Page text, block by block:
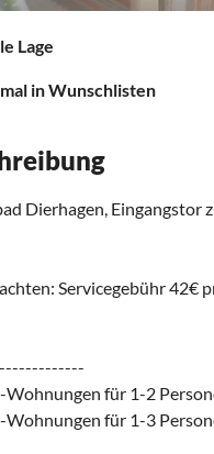
Lage
in Wunschlisten
Dierhagen, Eingangstor
Servicegebühr 42€
Wohnungen für 1-2
Wohnungen für 1-3